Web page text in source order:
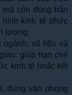
còn đúng bản
kinh tế phức
lượng.
ngành, số liệu và
giúp hạn chế
kinh tế hoặc kết
đúng văn phong